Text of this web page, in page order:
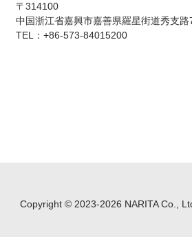
〒314100
中国浙江省嘉興市嘉善県羅星街道秀支
TEL： +86-573-84015200
Copyright © 2023-2026 NARITA Co.,